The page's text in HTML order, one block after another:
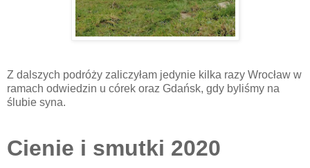
Z dalszych podróży zaliczyłam jedynie kilka razy Wrocław w
ramach odwiedzin u córek oraz Gdańsk, gdy byliśmy na
ślubie syna.
Cienie i smutki 2020